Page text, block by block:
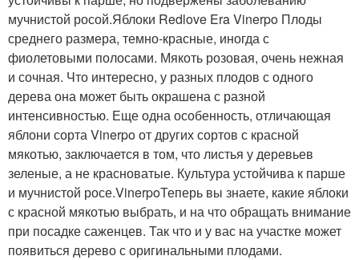
мучнистой росой.Яблоки Redlove Era Vinerpo Плоды
среднего размера, темно-красные, иногда с
фиолетовыми полосами. Мякоть розовая, очень нежная
и сочная. Что интересно, у разных плодов с одного
дерева она может быть окрашена с разной
интенсивностью. Еще одна особенность, отличающая
яблони сорта Vinerpo от других сортов с красной
мякотью, заключается в том, что листья у деревьев
зеленые, а не красноватые. Культура устойчива к парше
и мучнистой росе.VinerpoТеперь вы знаете, какие яблоки
с красной мякотью выбрать, и на что обращать внимание
при посадке саженцев. Так что и у вас на участке может
появиться дерево с оригинальными плодами.